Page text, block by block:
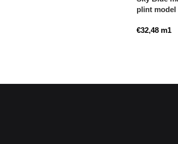
plint model
€32,48 m1